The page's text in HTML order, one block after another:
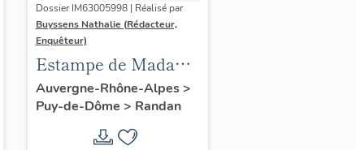
Dossier IM63005998 | Réalisé par
Buyssens Nathalie (Rédacteur,
Enquêteur)
Estampe de Madame
Delpech - S.A.R.
Madame Adélaïde,
Auvergne-Rhône-Alpes>
Puy-de-Dôme > Randan